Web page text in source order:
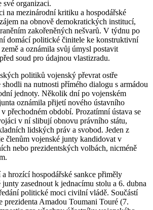
své organizaci.
na mezinárodní kritiku a hospodářské
na obnově demokratických institucí,
zakořeněných nešvarů. V týdnu po
domácí politické činitele ke konstruktivní
a oznámila svůj úmysl postavit
soud pro údajnou vlastizradu.
politiků vojenský převrat ostře
shodli na nutnosti přímého dialogu s armádou
jednoty. Několik dní po vojenském
oznámila přijetí nového ústavního
přechodném období. Prozatímní ústava se
v ní slibují obnovu právního státu,
lidských práv a svobod. Jeden z
členům vojenské junty kandidovat v
nebo prezidentských volbách, nicméně
hrozící hospodářské sankce přiměly
zasednout k jednacímu stolu a 6. dubna
politické moci civilní vládě. Součástí
prezidenta Amadou Toumani Touré (7.